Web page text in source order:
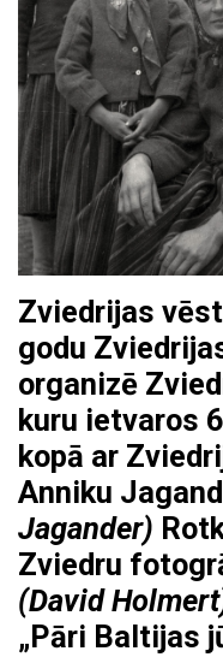
Zviedrijas
godu
organizē
kuru ietvaros
kopā ar
Anniku
Jagander)
Zviedru
(David
„Pāri Baltijas